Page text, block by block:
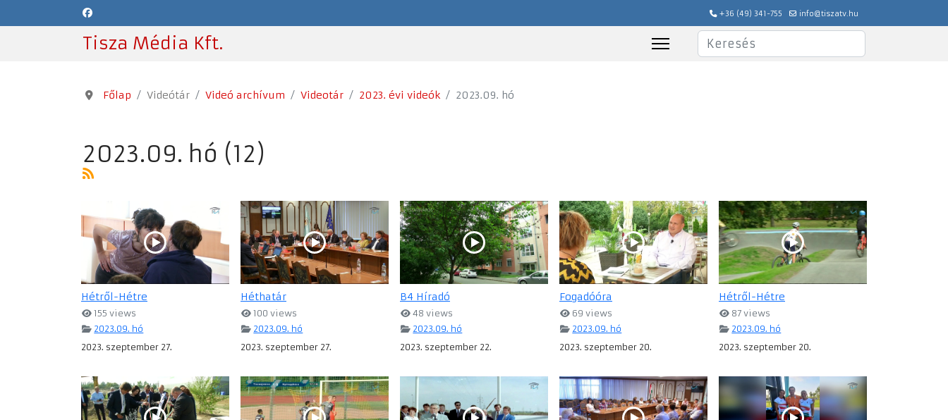
+36 (49) 341-755 info@tiszatv.hu
Tisza Média Kft. Keresés
Főlap Videótár Videó archívum Videotár 2023. évi videók 2023.09. hó
2023.09. hó (12)
Hétről-Hétre
155 views
2023.09. hó
2023. szeptember 27.
Héthatár
100 views
2023.09. hó
2023. szeptember 27.
B4 Híradó
48 views
2023.09. hó
2023. szeptember 22.
Fogadóóra
69 views
2023.09. hó
2023. szeptember 20.
Hétről-Hétre
87 views
2023.09. hó
2023. szeptember 20.